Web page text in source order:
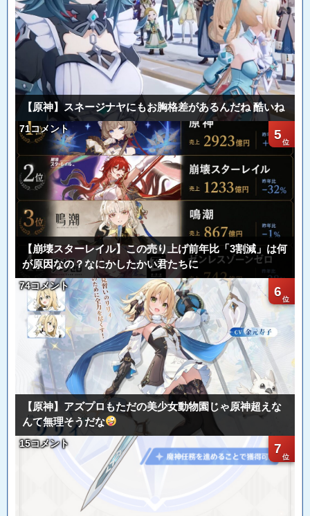
【原神】スネージナヤにもお胸格差があるんだね 酷いね
5
71コメント
【崩壊スターレイル】この売り上げ前年比「3割減」は何
が原因なの？なにかしたかい君たちに
6
74コメント
【原神】アズプロもただの美少女動物園じゃ原神超えな
んて無理そうだな
7
15コメント